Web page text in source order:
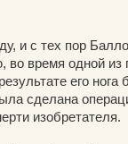
и с тех пор
время одной из
его
сделана
изобретателя.